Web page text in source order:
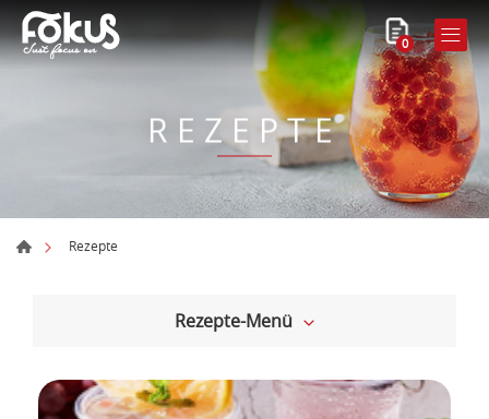
0
REZEPTE
Rezepte
Rezepte-Menü